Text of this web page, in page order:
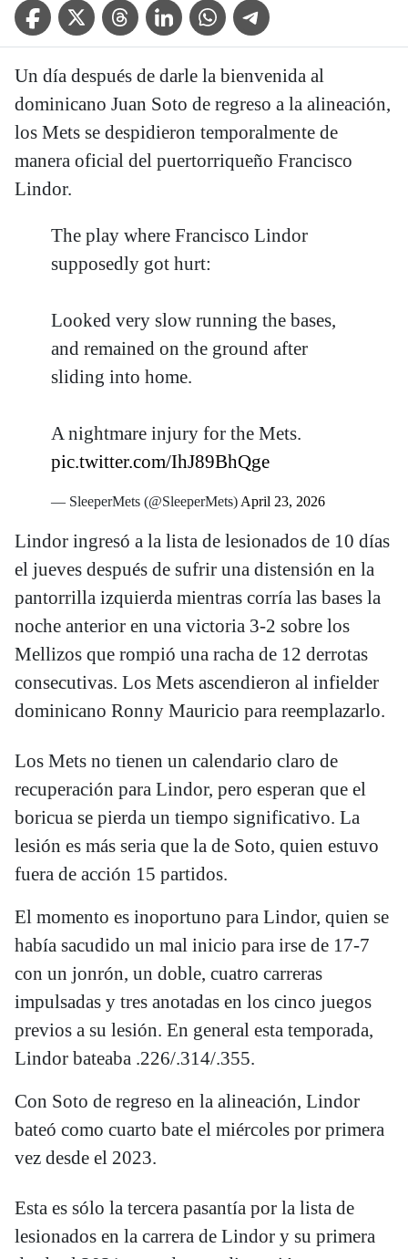
Facebook IconTwitter IconThreads IconLinkedin IconWhatsApp IconTelegram Icon
Un día después de darle la bienvenida al
dominicano Juan Soto de regreso a la alineación,
los Mets se despidieron temporalmente de
manera oficial del puertorriqueño Francisco
Lindor.
The play where Francisco Lindor
supposedly got hurt:
Looked very slow running the bases,
and remained on the ground after
sliding into home.
A nightmare injury for the Mets.
pic.twitter.com/IhJ89BhQge
— SleeperMets (@SleeperMets) April 23, 2026
Lindor ingresó a la lista de lesionados de 10 días
el jueves después de sufrir una distensión en la
pantorrilla izquierda mientras corría las bases la
noche anterior en una victoria 3-2 sobre los
Mellizos que rompió una racha de 12 derrotas
consecutivas. Los Mets ascendieron al infielder
dominicano Ronny Mauricio para reemplazarlo.
Los Mets no tienen un calendario claro de
recuperación para Lindor, pero esperan que el
boricua se pierda un tiempo significativo. La
lesión es más seria que la de Soto, quien estuvo
fuera de acción 15 partidos.
El momento es inoportuno para Lindor, quien se
había sacudido un mal inicio para irse de 17-7
con un jonrón, un doble, cuatro carreras
impulsadas y tres anotadas en los cinco juegos
previos a su lesión. En general esta temporada,
Lindor bateaba .226/.314/.355.
Con Soto de regreso en la alineación, Lindor
bateó como cuarto bate el miércoles por primera
vez desde el 2023.
Esta es sólo la tercera pasantía por la lista de
lesionados en la carrera de Lindor y su primera